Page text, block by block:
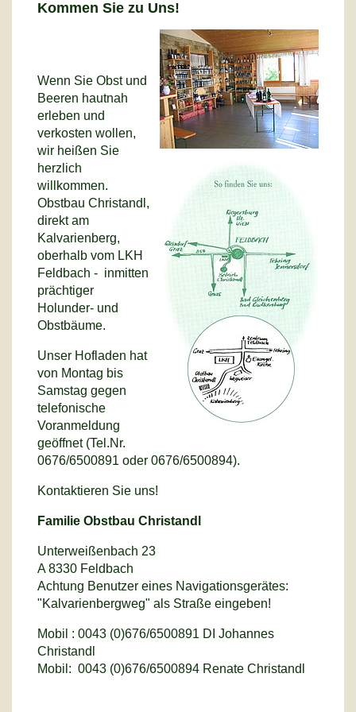
Kommen Sie zu Uns!
Wenn Sie Obst und
Beeren hautnah
erleben und
verkosten wollen,
wir heißen Sie
herzlich
willkommen.
Obstbau Christandl,
direkt am
Kalvarienberg,
oberhalb vom LKH
Feldbach - inmitten
prächtiger
Holunder- und
Obstbäume.
Unser Hofladen hat
von Montag bis
Samstag gegen
telefonische
Voranmeldung
geöffnet (Tel.Nr.
0676/6500891 oder 0676/6500894).
Kontaktieren Sie uns!
Familie Obstbau Christandl
Unterweißenbach 23
A 8330 Feldbach
Achtung Benutzer eines Navigationsgerätes:
"Kalvarienbergweg" als Straße eingeben!
Mobil : 0043 (0)676/6500891 DI Johannes
Christandl
Mobil: 0043 (0)676/6500894 Renate Christandl